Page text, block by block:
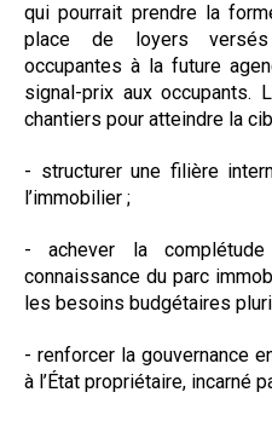
qui pourrait prendre la
place de loyers
occupantes à la future
signal-prix aux occupants.
chantiers pour atteindre la
- structurer une filière
l’immobilier ;
- achever la
connaissance du parc
les besoins budgétaires
- renforcer la gouvernance
à l’État propriétaire, incarné